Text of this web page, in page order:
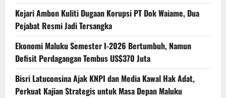
Kejari Ambon Kuliti Dugaan Korupsi PT Dok Waiame, Dua
Pejabat Resmi Jadi Tersangka
Ekonomi Maluku Semester I-2026 Bertumbuh, Namun
Defisit Perdagangan Tembus US$370 Juta
Bisri Latuconsina Ajak KNPI dan Media Kawal Hak Adat,
Perkuat Kajian Strategis untuk Masa Depan Maluku